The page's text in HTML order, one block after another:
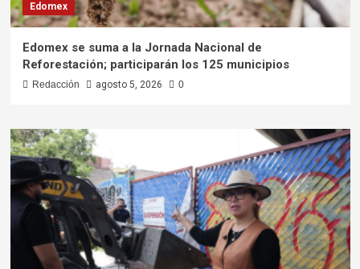
Edomex
Edomex se suma a la Jornada Nacional de
Reforestación; participarán los 125 municipios
Redacción agosto 5, 2026 0